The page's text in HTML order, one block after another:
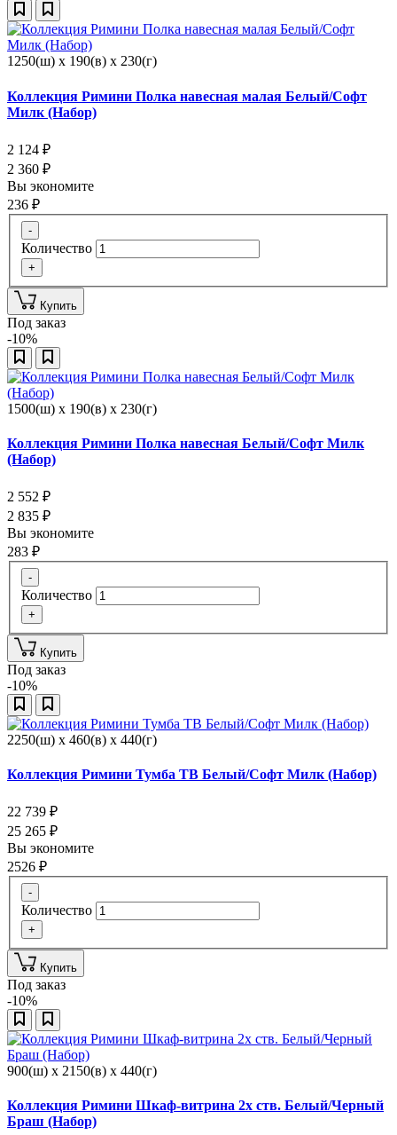
1250(ш) x 190(в) x 230(г)
Коллекция Римини Полка навесная малая Белый/Софт
Милк (Набор)
2 124 ₽
2 360 ₽
Вы экономите
236 ₽
-
Количество
+
Купить
Под заказ
-10%
1500(ш) x 190(в) x 230(г)
Коллекция Римини Полка навесная Белый/Софт Милк
(Набор)
2 552 ₽
2 835 ₽
Вы экономите
283 ₽
-
Количество
+
Купить
Под заказ
-10%
2250(ш) x 460(в) x 440(г)
Коллекция Римини Тумба ТВ Белый/Софт Милк (Набор)
22 739 ₽
25 265 ₽
Вы экономите
2526 ₽
-
Количество
+
Купить
Под заказ
-10%
900(ш) x 2150(в) x 440(г)
Коллекция Римини Шкаф-витрина 2х ств. Белый/Черный
Браш (Набор)